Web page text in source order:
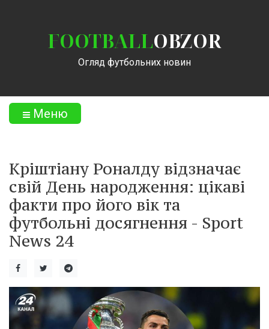
FOOTBALLOBZOR
Огляд футбольних новин
Меню
Кріштіану Роналду відзначає
свій День народження: цікаві
факти про його вік та
футбольні досягнення - Sport
News 24